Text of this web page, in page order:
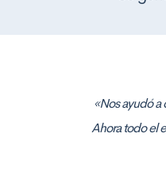
«Nos ayudó a
Ahora todo el